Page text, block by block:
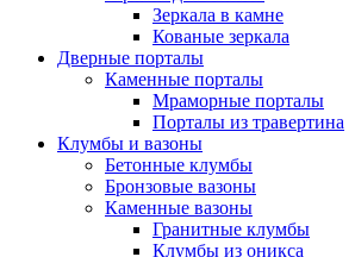
Зеркала в камне
Кованые зеркала
Дверные порталы
Каменные порталы
Мраморные порталы
Порталы из травертина
Клумбы и вазоны
Бетонные клумбы
Бронзовые вазоны
Каменные вазоны
Гранитные клумбы
Клумбы из оникса